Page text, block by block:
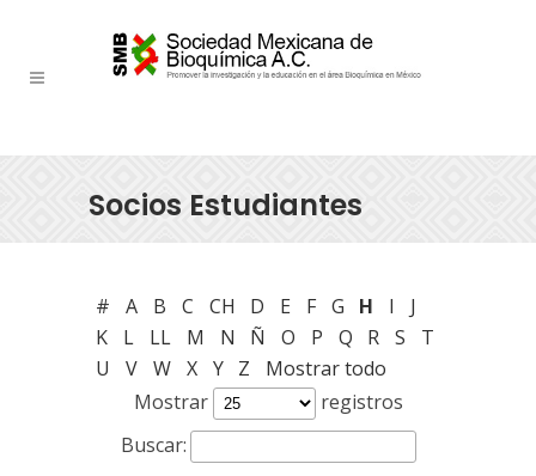
Socios Estudiantes
# A B C CH D E F G H I
J
K
L LL M N Ñ O P Q R S
T
U
V W X Y Z
Mostrar todo
Mostrar
registros
Buscar: